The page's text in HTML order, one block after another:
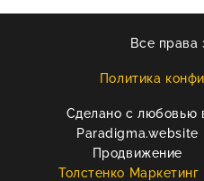
Все
Политика
Сделано с любовью
Paradigma.website
Продвижение
Толстенко Маркетинг